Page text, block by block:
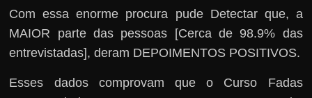
Com essa enorme procura pude Detectar que, a
MAIOR parte das pessoas [Cerca de 98.9% das
entrevistadas], deram DEPOIMENTOS POSITIVOS.
Esses dados comprovam que o Curso Fadas